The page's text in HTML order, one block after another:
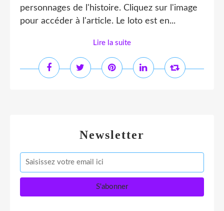
personnages de l'histoire. Cliquez sur l'image
pour accéder à l'article. Le loto est en...
Lire la suite
Newsletter